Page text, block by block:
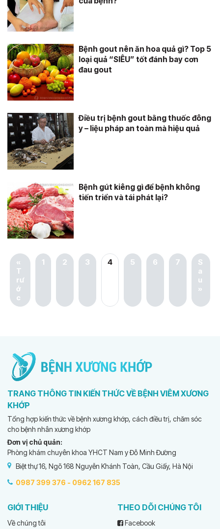
Bệnh gout nên ăn hoa quả gì? Top 5
loại quả “SIÊU” tốt đánh bay cơn
đau gout
Điều trị bệnh gout bằng thuốc đông
y – liệu pháp an toàn mà hiệu quả
Bệnh gút kiêng gì để bệnh không
tiến triển và tái phát lại?
«
T
rư
ớ
c
1 2 3 4 5 6 7
S
a
u
»
TRANG THÔNG TIN KIẾN THỨC VỀ BỆNH VIÊM XƯƠNG
KHỚP
Tổng hợp kiến thức về bệnh xương khớp, cách điều trị, chăm sóc
cho bệnh nhân xương khớp
Đơn vị chủ quản:
Phòng khám chuyên khoa YHCT Nam y Đỗ Minh Đường
Biệt thự 16, Ngõ 168 Nguyễn Khánh Toàn, Cầu Giấy, Hà Nội
0987 399 376 - 0962 167 835
GIỚI THIỆU
Về chúng tôi
THEO DÕI CHÚNG TÔI
Facebook